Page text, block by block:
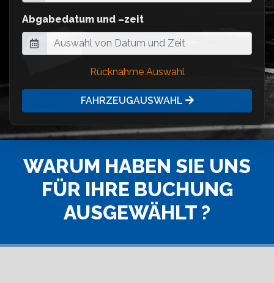
Abgabedatum und –zeit
Rücknahme Auswahl
FAHRZEUGAUSWAHL
WARUM HABEN SIE UNS
FÜR IHRE BUCHUNG
AUSGEWÄHLT ?